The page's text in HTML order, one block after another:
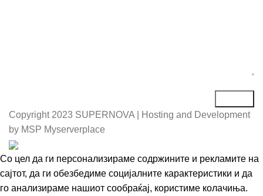
Copyright 2023 SUPERNOVA | Hosting and Development
by MSP Myserverplace
Со цел да ги персонализираме содржините и рекламите на
сајтот, да ги обезбедиме социјалните карактеристики и да
го анализираме нашиот сообраќај, користиме колачиња.